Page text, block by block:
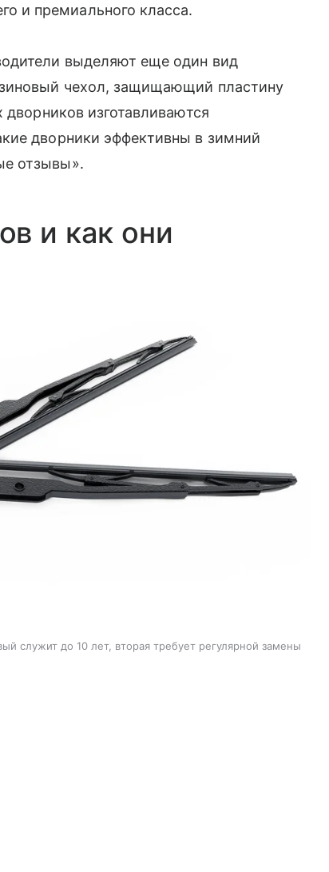
и премиального класса.
выделяют еще один вид
чехол, защищающий пластину
изготавливаются
дворники эффективны в зимний
отзывы».
и как они
служит до 10 лет, вторая требует регулярной замены